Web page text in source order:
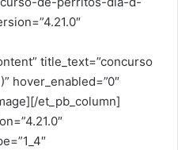
title_text=”concurso
hover_enabled=”0″
et_pb_column]